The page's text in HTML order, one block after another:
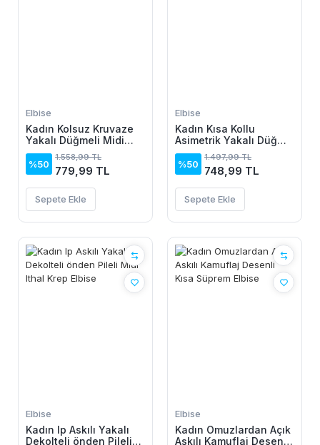
Elbise
Kadın Kolsuz Kruvaze
Yakalı Düğmeli Midi
Keten Elbise
%50
1.558,99 TL
779,99 TL
Sepete Ekle
Elbise
Kadın Kısa Kollu
Asimetrik Yakalı Düğme
Detaylı Midi Viskon
Elbise
%50
1.497,99 TL
748,99 TL
Sepete Ekle
Elbise
Kadın Ip Askılı Yakalı
Dekolteli önden Pileli
Elbise
Kadın Omuzlardan Açık
Askılı Kamuflaj Desenli